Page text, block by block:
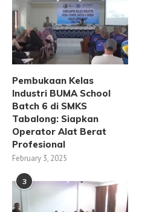
Pembukaan Kelas
Industri BUMA School
Batch 6 di SMKS
Tabalong: Siapkan
Operator Alat Berat
Profesional
February 3, 2025
3